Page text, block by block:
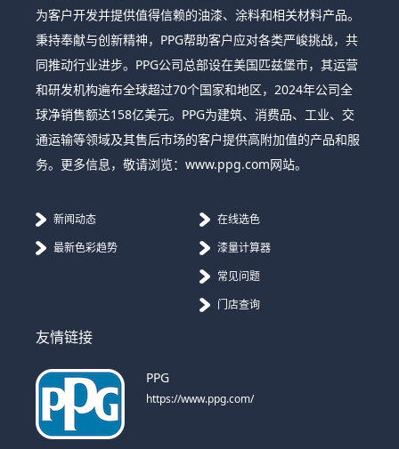
为客户开发并提供值得信赖的油漆、涂料和相关材料产品。
秉持奉献与创新精神，PPG帮助客户应对各类严峻挑战，共
同推动行业进步。PPG公司总部设在美国匹兹堡市，其运营
和研发机构遍布全球超过70个国家和地区，2024年公司全
球净销售额达158亿美元。PPG为建筑、消费品、工业、交
通运输等领域及其售后市场的客户提供高附加值的产品和服
务。更多信息，敬请浏览：www.ppg.com网站。
新闻动态
最新色彩趋势
在线选色
漆量计算器
常见问题
门店查询
友情链接
PPG
https://www.ppg.com/